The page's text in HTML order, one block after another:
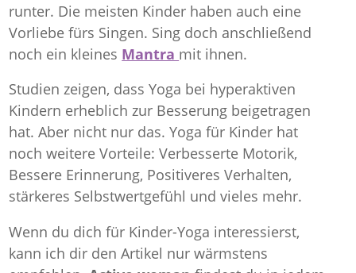
runter. Die meisten Kinder haben auch eine
Vorliebe fürs Singen. Sing doch anschließend
noch ein kleines Mantra mit ihnen.
Studien zeigen, dass Yoga bei hyperaktiven
Kindern erheblich zur Besserung beigetragen
hat. Aber nicht nur das. Yoga für Kinder hat
noch weitere Vorteile: Verbesserte Motorik,
Bessere Erinnerung, Positiveres Verhalten,
stärkeres Selbstwertgefühl und vieles mehr.
Wenn du dich für Kinder-Yoga interessierst,
kann ich dir den Artikel nur wärmstens